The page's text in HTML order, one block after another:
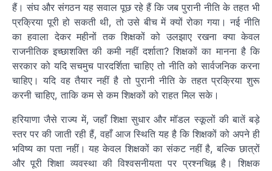
हैं। संघ और संगठन यह सवाल पूछ रहे हैं कि जब पुरानी नीति के तहत भी
प्रक्रिया पूरी हो सकती थी, तो उसे बीच में क्यों रोका गया। नई नीति
का हवाला देकर महीनों तक शिक्षकों को उलझाए रखना क्या केवल
राजनीतिक इच्छाशक्ति की कमी नहीं दर्शाता? शिक्षकों का मानना है कि
सरकार को यदि सचमुच पारदर्शिता चाहिए तो नीति को सार्वजनिक करना
चाहिए। यदि वह तैयार नहीं है तो पुरानी नीति के तहत प्रक्रिया शुरू
करनी चाहिए, ताकि कम से कम शिक्षकों को राहत मिल सके।
हरियाणा जैसे राज्य में, जहाँ शिक्षा सुधार और मॉडल स्कूलों की बातें बड़े
स्तर पर की जाती रही हैं, वहाँ आज स्थिति यह है कि शिक्षकों को अपने ही
भविष्य का पता नहीं। यह केवल शिक्षकों का संकट नहीं है, बल्कि छात्रों
और पूरी शिक्षा व्यवस्था की विश्वसनीयता पर प्रश्नचिह्न है। शिक्षक